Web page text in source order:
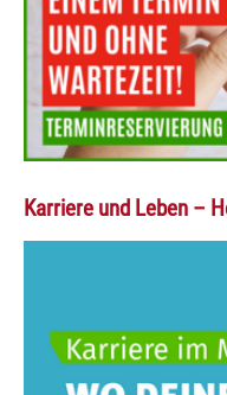
Karriere und Leben –